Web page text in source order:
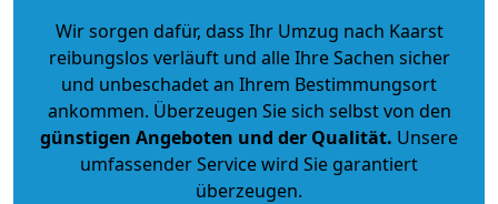
Wir sorgen dafür, dass Ihr Umzug nach Kaarst
reibungslos verläuft und alle Ihre Sachen sicher
und unbeschadet an Ihrem Bestimmungsort
ankommen. Überzeugen Sie sich selbst von den
günstigen Angeboten und der Qualität. Unsere
umfassender Service wird Sie garantiert
überzeugen.